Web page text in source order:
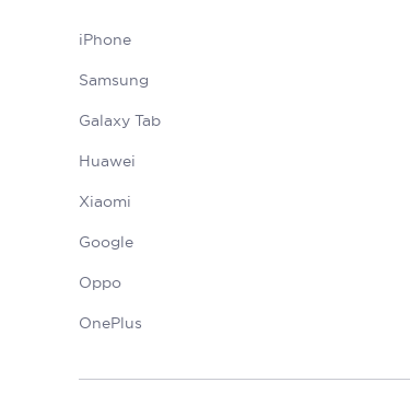
iPhone
Samsung
Galaxy Tab
Huawei
Xiaomi
Google
Oppo
OnePlus